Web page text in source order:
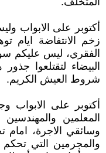
أكتوبر على الابواب
زخم الانتفاضة ايام
الفقري، ليس عليكم
البيضاء لتقتلعوا
شروط العيش الكريم.
أكتوبر على الابواب
المعلمين والمهندسين
وسائقي الاجرة،
والمجرمين التي تحكم